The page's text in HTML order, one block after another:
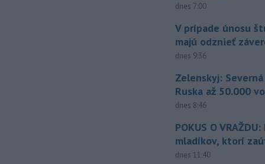
dnes 7:00
V prípade únosu
majú odznieť
dnes 9:36
Zelenskyj:
Ruska až 50.000
dnes 8:46
POKUS O
mladíkov, ktorí
dnes 11:40